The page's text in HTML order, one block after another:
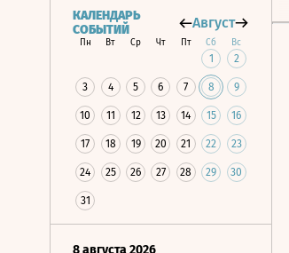
КАЛЕНДАРЬ
СОБЫТИЙ
Август
Пн Вт Ср Чт Пт Сб Вс
1 2
3 4 5 6 7 8 9
10 11 12 13 14 15 16
17 18 19 20 21 22 23
24 25 26 27 28 29 30
31
8 августа 2026